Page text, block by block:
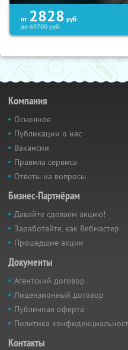
от 2828 руб.
до65700руб.
Компания
Основное
Публикации о нас
Вакансии
Правила сервиса
Ответы на вопросы
Бизнес-Партнёрам
Давайте сделаем акцию!
Заработайте, как Вебмастер
Прошедшие акции
Документы
Агентский договор
Лицензионный договор
Публичная оферта
Политика
Контакты